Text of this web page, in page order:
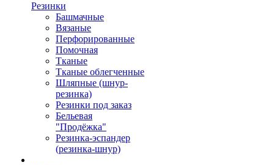
Резинки
Башмачные
Вязаные
Перфорированные
Помочная
Тканые
Тканые облегченные
Шляпные (шнур-
резинка)
Резинки под заказ
Бельевая
"Продёжка"
Резинка-эспандер
(резинка-шнур)